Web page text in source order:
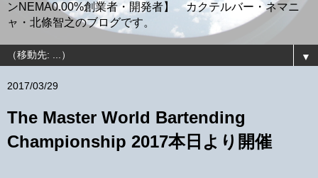
ンNEMA0.00%創業者・開発者】 カクテルバー・ネマニ
ャ・北條智之のブログです。
▼
2017/03/29
The Master World Bartending
Championship 2017本日より開催